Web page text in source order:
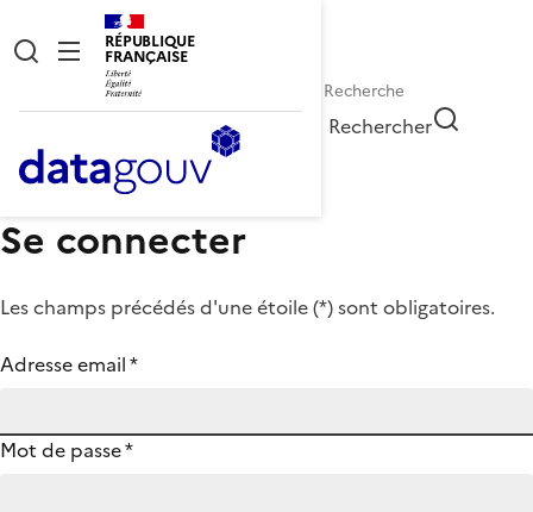
RÉPUBLIQUE
FRANÇAISE
Rechercher
Se connecter
Les champs précédés d'une étoile (*) sont obligatoires.
Adresse email*
Mot de passe*